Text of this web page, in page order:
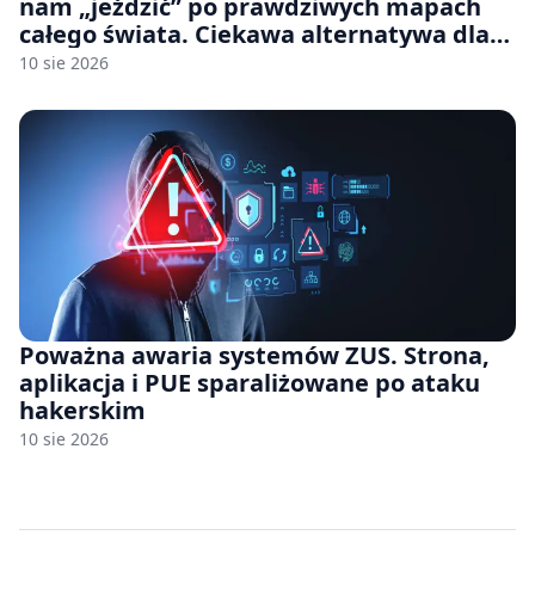
nam „jeździć” po prawdziwych mapach
całego świata. Ciekawa alternatywa dla
Google Street View
10 sie 2026
Poważna awaria systemów ZUS. Strona,
aplikacja i PUE sparaliżowane po ataku
hakerskim
10 sie 2026